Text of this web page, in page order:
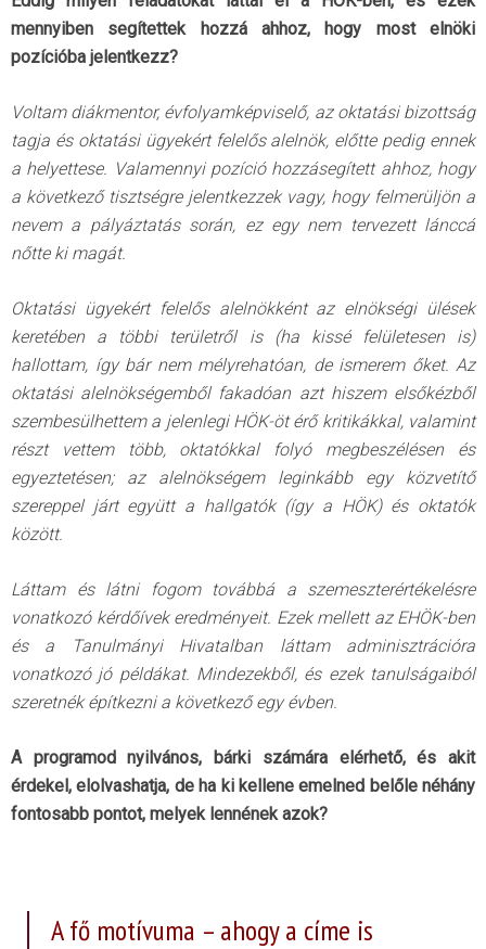
mennyiben segítettek hozzá ahhoz, hogy most elnöki
pozícióba jelentkezz?
Voltam diákmentor, évfolyamképviselő, az oktatási bizottság
tagja és oktatási ügyekért felelős alelnök, előtte pedig ennek
a helyettese. Valamennyi pozíció hozzásegített ahhoz, hogy
a következő tisztségre jelentkezzek vagy, hogy felmerüljön a
nevem a pályáztatás során, ez egy nem tervezett lánccá
nőtte ki magát.
Oktatási ügyekért felelős alelnökként az elnökségi ülések
keretében a többi területről is (ha kissé felületesen is)
hallottam, így bár nem mélyrehatóan, de ismerem őket. Az
oktatási alelnökségemből fakadóan azt hiszem elsőkézből
szembesülhettem a jelenlegi HÖK-öt érő kritikákkal, valamint
részt vettem több, oktatókkal folyó megbeszélésen és
egyeztetésen; az alelnökségem leginkább egy közvetítő
szereppel járt együtt a hallgatók (így a HÖK) és oktatók
között.
Láttam és látni fogom továbbá a szemeszterértékelésre
vonatkozó kérdőívek eredményeit. Ezek mellett az EHÖK-ben
és a Tanulmányi Hivatalban láttam adminisztrációra
vonatkozó jó példákat. Mindezekből, és ezek tanulságaiból
szeretnék építkezni a következő egy évben.
A programod nyilvános, bárki számára elérhető, és akit
érdekel, elolvashatja, de ha ki kellene emelned belőle néhány
fontosabb pontot, melyek lennének azok?
A fő motívuma – ahogy a címe is